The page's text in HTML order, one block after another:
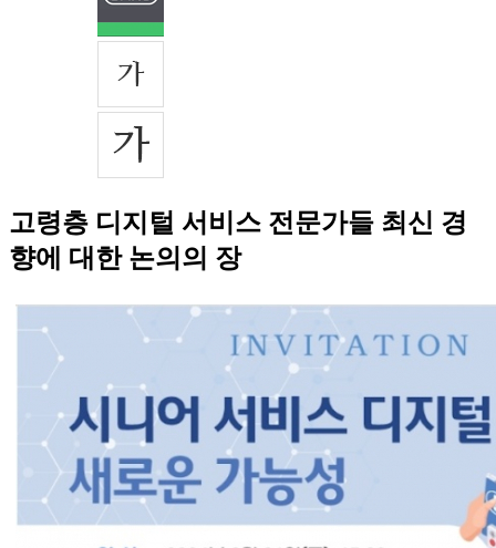
고령층 디지털 서비스 전문가들 최신 경
향에 대한 논의의 장